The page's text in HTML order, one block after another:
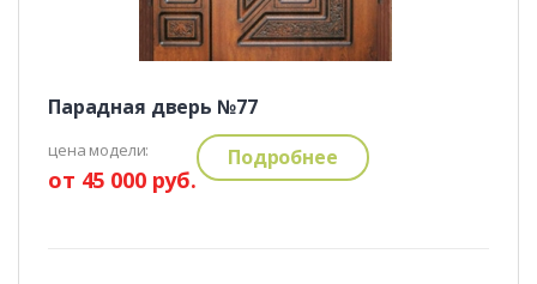
Парадная дверь №77
цена модели:
от 45 000 руб.
Подробнее